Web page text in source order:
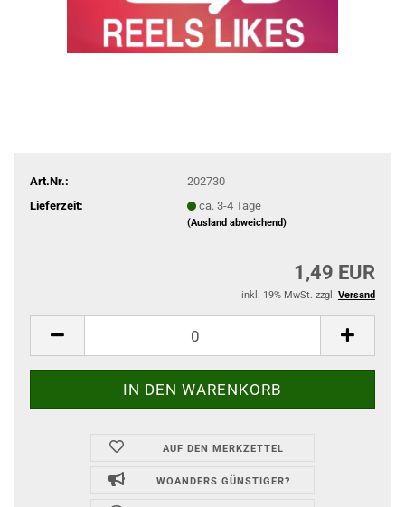
Art.Nr.:
202730
Lieferzeit:
ca. 3-4 Tage
(Ausland abweichend)
1,49 EUR
inkl. 19% MwSt. zzgl. Versand
AUF DEN MERKZETTEL
WOANDERS GÜNSTIGER?